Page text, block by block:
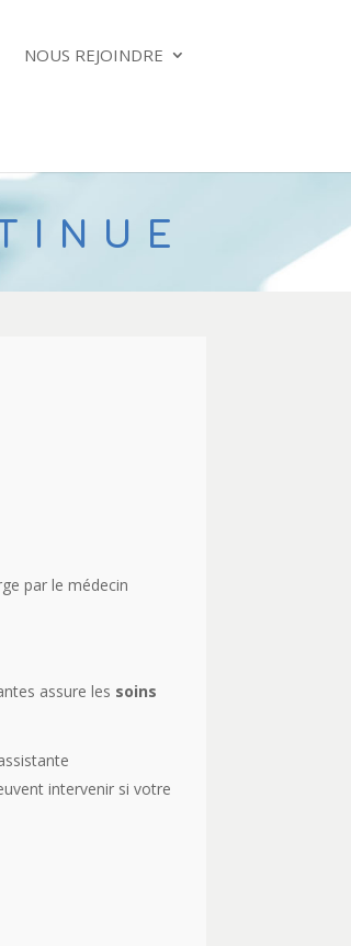
NOUS REJOINDRE
par le médecin
assure les soins
intervenir si votre